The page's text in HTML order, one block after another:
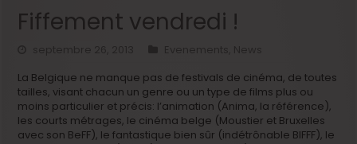
Fiffement vendredi !
Evenements
La Belgique ne manque pas de festivals de cinéma, de toutes
tailles, visant chacun un genre ou un type de films plus ou
moins particulier et précis: l’animation (Anima, la référence),
les courts métrages, le cinéma belge (Moustier et Bruxelles
avec son BeFF), le fantastique bien sûr (indétrônable BIFFF), le